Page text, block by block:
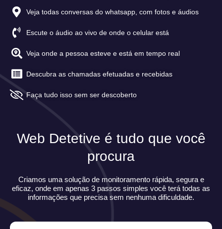
Veja todas conversas do whatsapp, com fotos e áudios
Escute o áudio ao vivo de onde o celular está
Veja onde a pessoa esteve e está em tempo real
Descubra as chamadas efetuadas e recebidas
Faça tudo isso sem ser descoberto
Web Detetive é tudo que você
procura
Criamos uma solução de monitoramento rápida, segura e
eficaz, onde em apenas 3 passos simples você terá todas as
informações que precisa sem nenhuma dificuldade.